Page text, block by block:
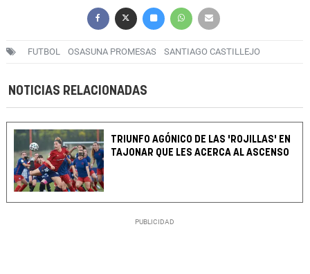
FUTBOL OSASUNA PROMESAS SANTIAGO CASTILLEJO
NOTICIAS RELACIONADAS
TRIUNFO AGÓNICO DE LAS 'ROJILLAS' EN
TAJONAR QUE LES ACERCA AL ASCENSO